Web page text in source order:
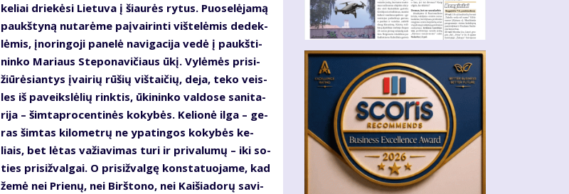
ke­liai drie­kė­si Lie­tu­va į šiau­rės ry­tus. Puo­se­lė­ja­mą
paukš­ty­ną nu­ta­rė­me pa­į­vai­rin­ti viš­te­lė­mis de­dek­
lė­mis, įno­rin­go­ji pa­ne­lė na­vi­ga­ci­ja ve­dė į paukš­ti­
nin­ko Ma­riaus Ste­po­na­vi­čiaus ūkį. Vy­lė­mės pri­si­
žiū­rė­sian­tys įvai­rių rū­šių viš­tai­čių, de­ja, te­ko veis­
les iš pa­veiks­lė­lių rink­tis, ūki­nin­ko val­do­se sa­ni­ta­
ri­ja – šim­tap­ro­cen­ti­nės ko­ky­bės. Ke­lio­nė il­ga – ge­
ras šim­tas ki­lo­met­rų ne ypa­tin­gos ko­ky­bės ke­
liais, bet lė­tas va­žia­vi­mas tu­ri ir pri­va­lu­mų – iki so­
ties pri­siž­val­gai. O pri­siž­val­gę kon­sta­tuo­ja­me, kad
že­mė nei Prie­nų, nei Birš­to­no, nei Kai­šia­do­rų sa­vi­